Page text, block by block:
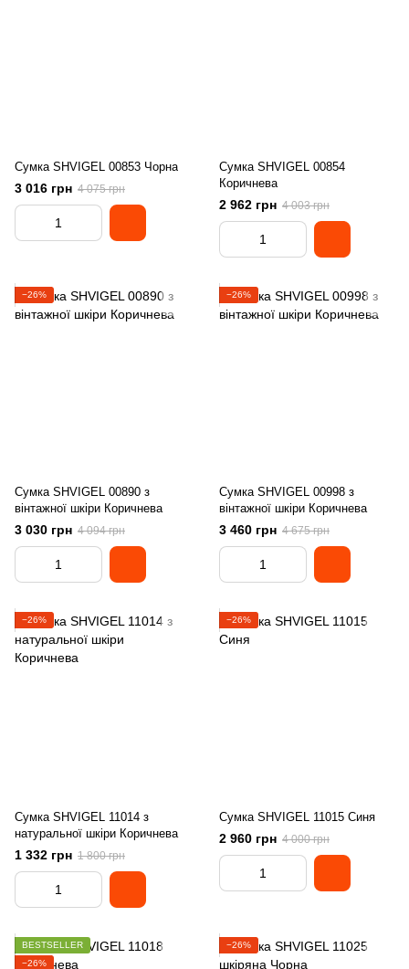
Сумка SHVIGEL 00853 Чорна
3 016 грн 4 075 грн
Сумка SHVIGEL 00854
Коричнева
2 962 грн 4 003 грн
−26%
Сумка SHVIGEL 00890 з
вінтажної шкіри Коричнева
3 030 грн 4 094 грн
−26%
Сумка SHVIGEL 00998 з
вінтажної шкіри Коричнева
3 460 грн 4 675 грн
−26%
Сумка SHVIGEL 11014 з
натуральної шкіри Коричнева
1 332 грн 1 800 грн
−26%
Сумка SHVIGEL 11015 Синя
2 960 грн 4 000 грн
BESTSELLER
−26%
−26%